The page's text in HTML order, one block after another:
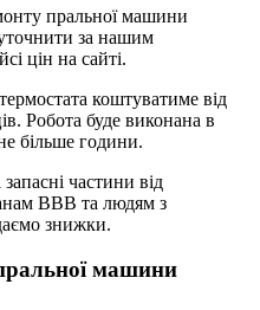
пральної машини
за нашим
цін на сайті.
коштуватиме від
Робота буде виконана в
більше години.
частини від
ВВВ та людям з
знижки.
машини